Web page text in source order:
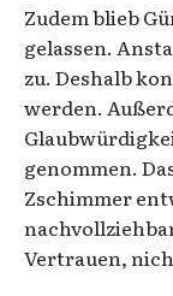
Zudem blieb
gelassen.
zu. Deshalb
werden.
genommen.
Zschimmer
Vertrauen,